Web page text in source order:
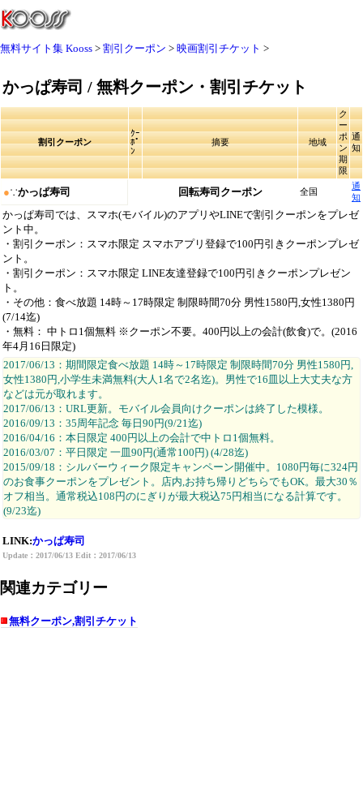
無料サイト集 Kooss 割引クーポン 映画割引チケット
かっぱ寿司 / 無料クーポン・割引チケット
割引クーポン
ｸｰ
ﾎﾟ
ﾝ
摘要 地域
ク
ー
ポ
ン
期
限
通
知
●∵かっぱ寿司 回転寿司クーポン 全国
通
知
かっぱ寿司では、スマホ(モバイル)のアプリやLINEで割引クーポンをプレゼ
ント中。
・割引クーポン：スマホ限定 スマホアプリ登録で100円引きクーポンプレゼ
ント。
・割引クーポン：スマホ限定 LINE友達登録で100円引きクーポンプレゼン
ト。
・その他：食べ放題 14時～17時限定 制限時間70分 男性1580円,女性1380円
(7/14迄)
・無料： 中トロ1個無料 ※クーポン不要。400円以上の会計(飲食)で。(2016
年4月16日限定)
2017/06/13：期間限定食べ放題 14時～17時限定 制限時間70分 男性1580円,
女性1380円,小学生未満無料(大人1名で2名迄)。男性で16皿以上大丈夫な方
などは元が取れます。
2017/06/13：URL更新。モバイル会員向けクーポンは終了した模様。
2016/09/13：35周年記念 毎日90円(9/21迄)
2016/04/16：本日限定 400円以上の会計で中トロ1個無料。
2016/03/07：平日限定 一皿90円(通常100円) (4/28迄)
2015/09/18：シルバーウィーク限定キャンペーン開催中。1080円毎に324円
のお食事クーポンをプレゼント。店内,お持ち帰りどちらでもOK。最大30％
オフ相当。通常税込108円のにぎりが最大税込75円相当になる計算です。
(9/23迄)
LINK:かっぱ寿司
Update：2017/06/13 Edit：2017/06/13
関連カテゴリー
無料クーポン,割引チケット